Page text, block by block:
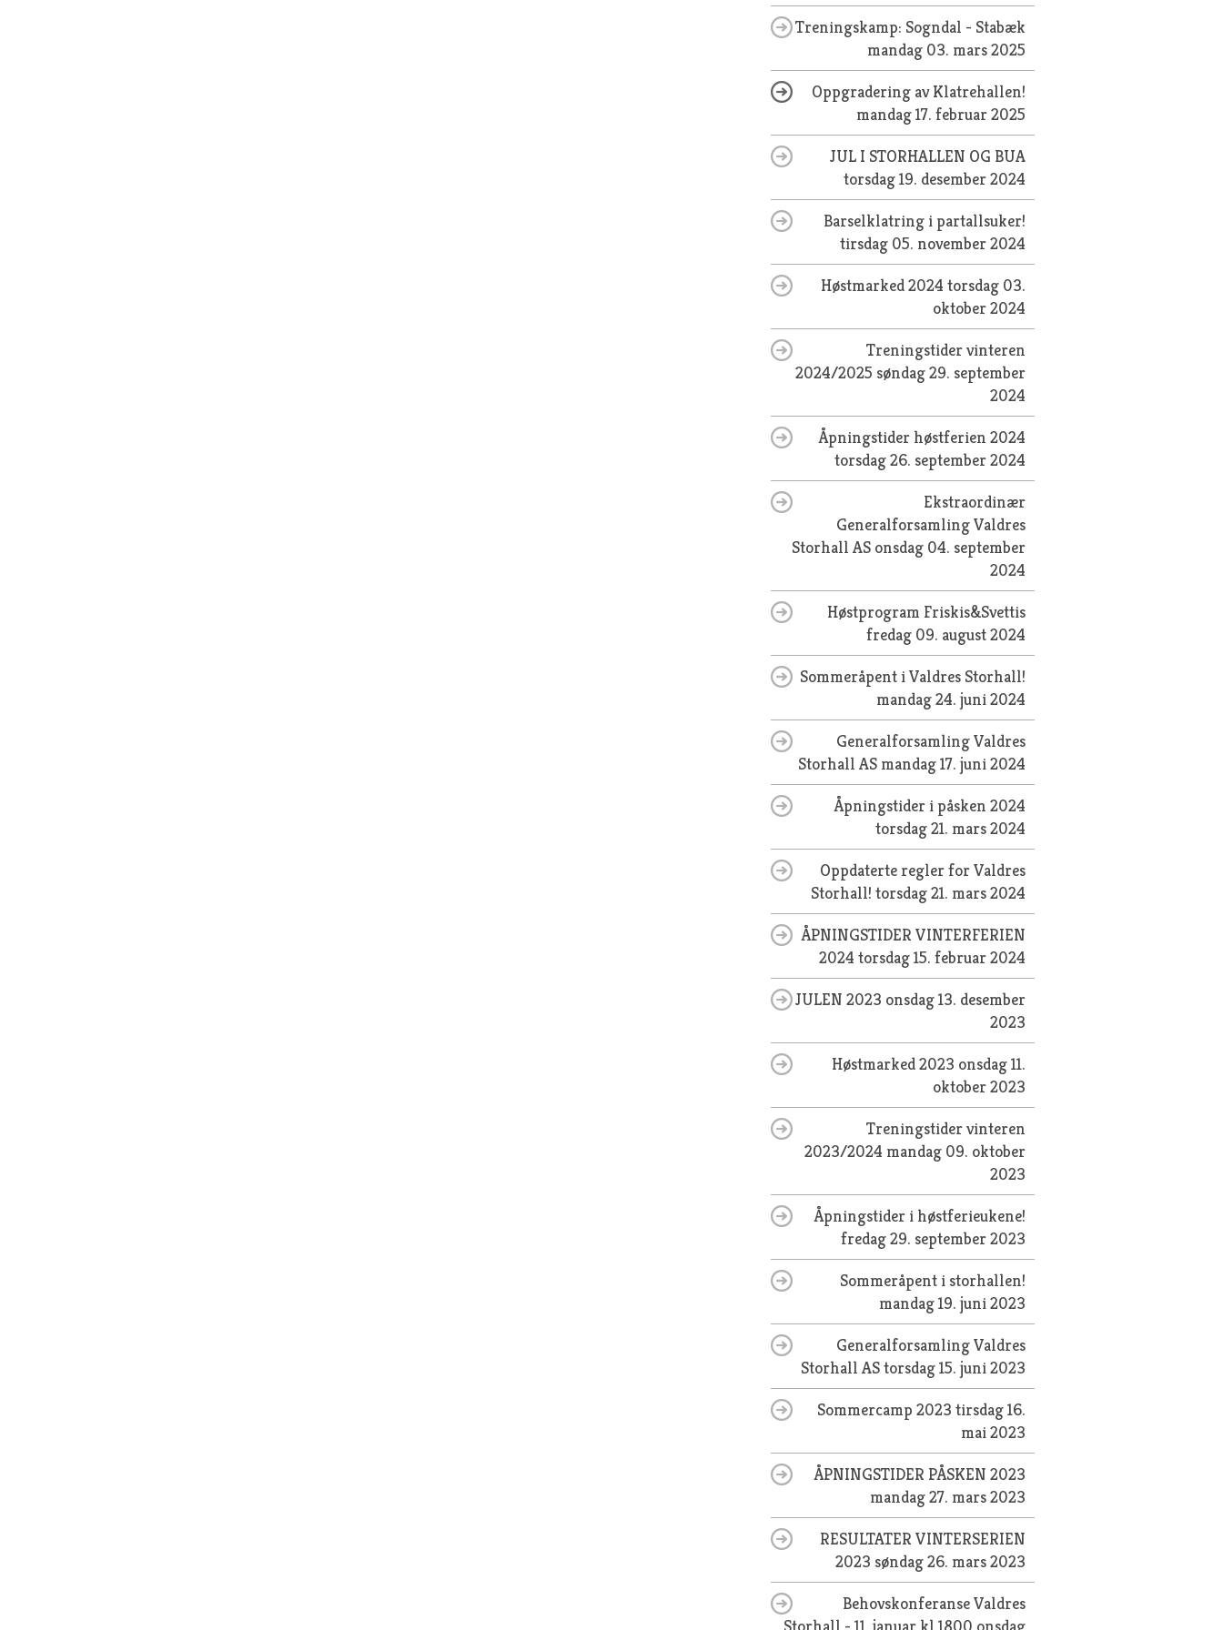
Treningskamp: Sogndal - Stabæk
mandag 03. mars 2025
Oppgradering av Klatrehallen!
mandag 17. februar 2025
JUL I STORHALLEN OG BUA
torsdag 19. desember 2024
Barselklatring i partallsuker!
tirsdag 05. november 2024
Høstmarked 2024torsdag 03.
oktober 2024
Treningstider vinteren
2024/2025søndag 29. september
2024
Åpningstider høstferien 2024
torsdag 26. september 2024
Ekstraordinær
Generalforsamling Valdres
Storhall AS onsdag 04. september
2024
Høstprogram Friskis&Svettis
fredag 09. august 2024
Sommeråpent i Valdres Storhall!
mandag 24. juni 2024
Generalforsamling Valdres
Storhall AS mandag 17. juni 2024
Åpningstider i påsken 2024
torsdag 21. mars 2024
Oppdaterte regler for Valdres
Storhall!torsdag 21. mars 2024
ÅPNINGSTIDER VINTERFERIEN
2024torsdag 15. februar 2024
JULEN 2023 onsdag 13. desember
2023
Høstmarked 2023 onsdag 11.
oktober 2023
Treningstider vinteren
2023/2024 mandag 09. oktober
2023
Åpningstider i høstferieukene!
fredag 29. september 2023
Sommeråpent i storhallen!
mandag 19. juni 2023
Generalforsamling Valdres
Storhall AStorsdag 15. juni 2023
Sommercamp 2023tirsdag 16.
mai 2023
ÅPNINGSTIDER PÅSKEN 2023
mandag 27. mars 2023
RESULTATER VINTERSERIEN
2023søndag 26. mars 2023
Behovskonferanse Valdres
Storhall - 11. januar kl 1800 onsdag